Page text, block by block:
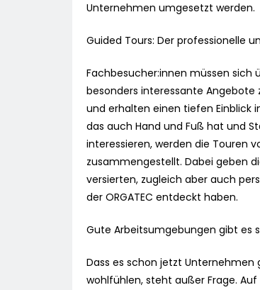
Unternehmen umgesetzt werden.
Guided Tours: Der professionelle
Fachbesucher:innen müssen sich
besonders interessante Angebote
und erhalten einen tiefen Einblick
das auch Hand und Fuß hat und
interessieren, werden die Touren
zusammengestellt. Dabei geben
versierten, zugleich aber auch
der ORGATEC entdeckt haben.
Gute Arbeitsumgebungen gibt es
Dass es schon jetzt
wohlfühlen, steht außer Frage. Auf